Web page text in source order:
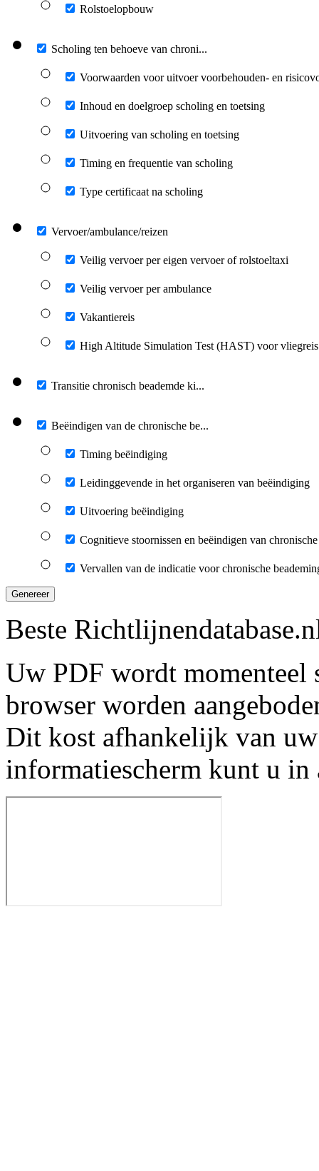
Rolstoelopbouw
Scholing ten behoeve van chroni...
Voorwaarden voor uitvoer voorbehouden- en
Inhoud en doelgroep scholing en toetsing
Uitvoering van scholing en toetsing
Timing en frequentie van scholing
Type certificaat na scholing
Vervoer/ambulance/reizen
Veilig vervoer per eigen vervoer of rolstoeltaxi
Veilig vervoer per ambulance
Vakantiereis
High Altitude Simulation Test (HAST) voor vliegreis
Transitie chronisch beademde ki...
Beëindigen van de chronische be...
Timing beëindiging
Leidinggevende in het organiseren van beëindiging
Uitvoering beëindiging
Cognitieve stoornissen en beëindigen van
Vervallen van de indicatie voor chronische
Genereer
Beste
Uw PDF wordt momenteel
browser worden
Dit kost afhankelijk van
informatiescherm kunt u